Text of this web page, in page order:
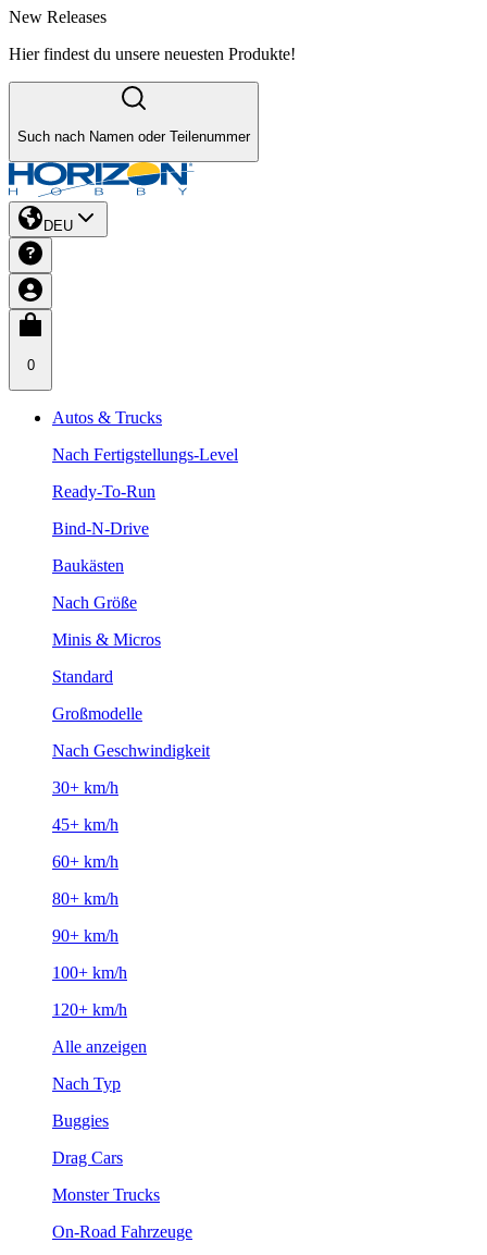
New Releases
Hier findest du unsere neuesten Produkte!
Such nach Namen oder Teilenummer
DEU
0
Autos & Trucks
Nach Fertigstellungs-Level
Ready-To-Run
Bind-N-Drive
Baukästen
Nach Größe
Minis & Micros
Standard
Großmodelle
Nach Geschwindigkeit
30+ km/h
45+ km/h
60+ km/h
80+ km/h
90+ km/h
100+ km/h
120+ km/h
Alle anzeigen
Nach Typ
Buggies
Drag Cars
Monster Trucks
On-Road Fahrzeuge